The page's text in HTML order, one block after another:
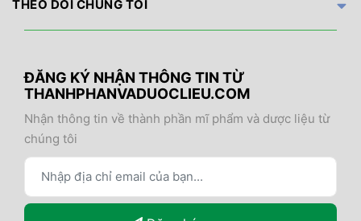
THEO DÕI CHÚNG TÔI
ĐĂNG KÝ NHẬN THÔNG TIN TỪ
THANHPHANVADUOCLIEU.COM
Nhận thông tin về thành phần mĩ phẩm và dược liệu từ
chúng tôi